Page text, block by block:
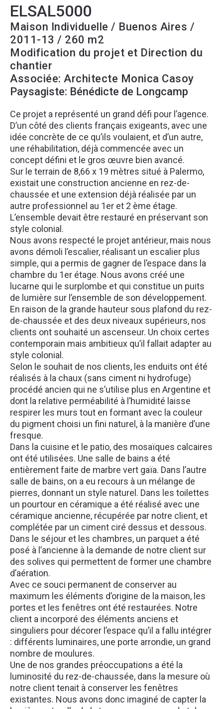
ELSAL5000
Maison Individuelle / Buenos Aires /
2011-13 / 260 m2
Modification du projet et Direction du
chantier
Associée: Architecte Monica Casoy
Paysagiste: Bénédicte de Longcamp
Ce projet a représenté un grand défi pour l’agence.
D’un côté des clients français exigeants, avec une
idée concrète de ce qu’ils voulaient, et d’un autre,
une réhabilitation, déjà commencée avec un
concept défini et le gros œuvre bien avancé.
Sur le terrain de 8,66 x 19 mètres situé à Palermo,
existait une construction ancienne en rez-de-
chaussée et une extension déjà réalisée par un
autre professionnel au 1er et 2 ème étage.
L’ensemble devait être restauré en préservant son
style colonial.
Nous avons respecté le projet antérieur, mais nous
avons démoli l’escalier, réalisant un escalier plus
simple, qui a permis de gagner de l’espace dans la
chambre du 1er étage. Nous avons créé une
lucarne qui le surplombe et qui constitue un puits
de lumière sur l’ensemble de son développement.
En raison de la grande hauteur sous plafond du rez-
de-chaussée et des deux niveaux supérieurs, nos
clients ont souhaité un ascenseur. Un choix certes
contemporain mais ambitieux qu’il fallait adapter au
style colonial.
Selon le souhait de nos clients, les enduits ont été
réalisés à la chaux (sans ciment ni hydrofuge)
procédé ancien qui ne s’utilise plus en Argentine et
dont la relative perméabilité à l’humidité laisse
respirer les murs tout en formant avec la couleur
du pigment choisi un fini naturel, à la manière d’une
fresque.
Dans la cuisine et le patio, des mosaïques calcaires
ont été utilisées. Une salle de bains a été
entièrement faite de marbre vert gaïa. Dans l’autre
salle de bains, on a eu recours à un mélange de
pierres, donnant un style naturel. Dans les toilettes
un pourtour en céramique a été réalisé avec une
céramique ancienne, récupérée par notre client, et
complétée par un ciment ciré dessus et dessous.
Dans le séjour et les chambres, un parquet a été
posé à l’ancienne à la demande de notre client sur
des solives qui permettent de former une chambre
d’aération.
Avec ce souci permanent de conserver au
maximum les éléments d’origine de la maison, les
portes et les fenêtres ont été restaurées. Notre
client a incorporé des éléments anciens et
singuliers pour décorer l’espace qu’il a fallu intégrer
: différents luminaires, une porte arrondie, un grand
nombre de moulures.
Une de nos grandes préoccupations a été la
luminosité du rez-de-chaussée, dans la mesure où
notre client tenait à conserver les fenêtres
existantes. Nous avons donc imaginé de capter la